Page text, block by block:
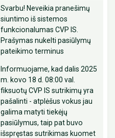
Svarbu! Neveikia pranešimų
siuntimo iš sistemos
funkcionalumas CVP IS.
Prašymas nukelti pasiūlymų
pateikimo terminus
Informuojame, kad dalis 2025
m. kovo 18 d. 08:00 val.
fiksuotų CVP IS sutrikimų yra
pašalinti - atplėšus vokus jau
galima matyti tiekėjų
pasiūlymus, taip pat buvo
išspręstas sutrikimas kuomet